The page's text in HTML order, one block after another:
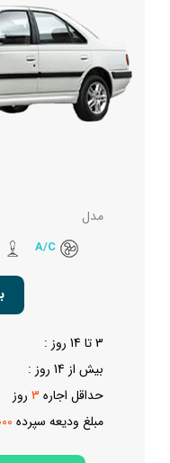
مدل
A/C
3 تا 14 روز :
بیش از 14 روز :
حداقل اجاره3روز
مبلغ ودیعه سپرده